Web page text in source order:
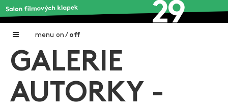
menu on / off
Home
Galerie filmových klapek
GALERIE
AUTORKY -